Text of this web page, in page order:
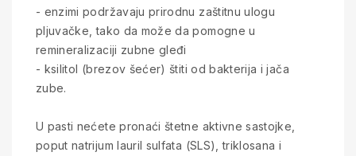
- enzimi podržavaju prirodnu zaštitnu ulogu
pljuvačke, tako da može da pomogne u
remineralizaciji zubne gleđi
- ksilitol (brezov šećer) štiti od bakterija i jača
zube.
U pasti nećete pronaći štetne aktivne sastojke,
poput natrijum lauril sulfata (SLS), triklosana i